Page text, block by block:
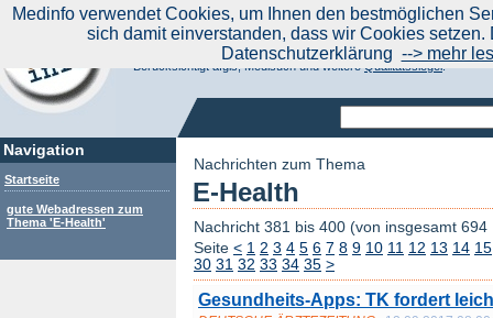
Navigation
Startseite
gute Webadressen zum
Thema 'E-Health'
Aktuelle Nachrichten|
Suchen Sie noch oder Finden Sie schon?
Medinfo.de - Meta-Portal für Gesundheitsthemen
Berücksichtigt afgis, Medisuch und weitereQualitätssiegel.
Nachrichten zum Thema
E-Health
Nachricht 381 bis 400 (von insgesamt
Seite < 1 2 3 4 5 6 7 8 9 10 11 12 13 14 15
30 31 32 33 34 35 >
Gesundheits-Apps: TK fordert
Medinfo verwendet Cookies, um Ihnen den bestmöglichen
sich damit einverstanden, dass wir Cookies
Datenschutzerklärung --> mehr